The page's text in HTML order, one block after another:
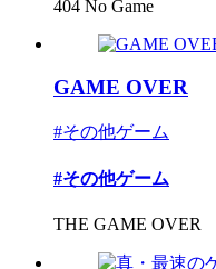
404 No Game
GAME OVER
#その他ゲーム
#その他ゲーム
THE GAME OVER